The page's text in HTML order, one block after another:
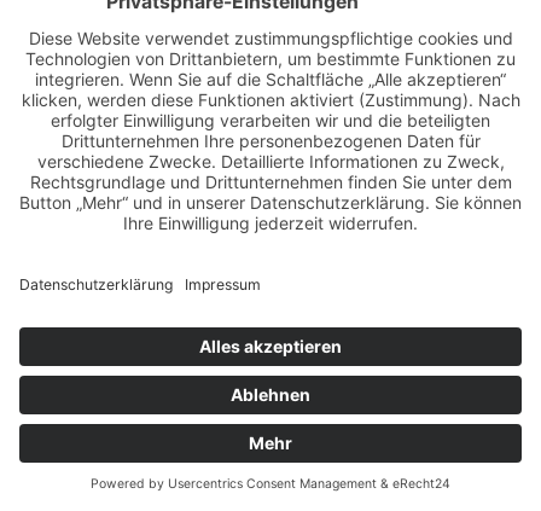
NÜRBURG RING 2022
02.09.2022